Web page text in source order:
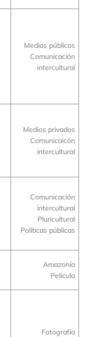
Medios públicos
Comunicación
intercultural
Medios privados
Comunicaicón
intercultural
Comunicación
intercultural
Pluricultural
Políticas públicas
Amazonía
Película
Fotografía